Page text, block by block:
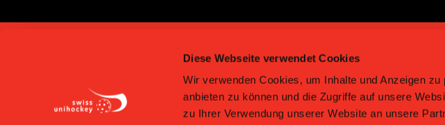
Diese Webseite verwendet Cookies
Wir verwenden Cookies, um Inhalte und Anzeigen
anbieten zu können und die Zugriffe auf unsere
zu Ihrer Verwendung unserer Website an unsere